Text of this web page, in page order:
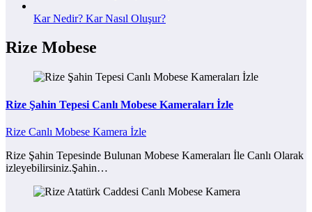
Kar Nedir? Kar Nasıl Oluşur?
Rize Mobese
Rize Şahin Tepesi Canlı Mobese Kameraları İzle
Rize Canlı Mobese Kamera İzle
Rize Şahin Tepesinde Bulunan Mobese Kameraları İle Canlı Olarak
izleyebilirsiniz.Şahin…